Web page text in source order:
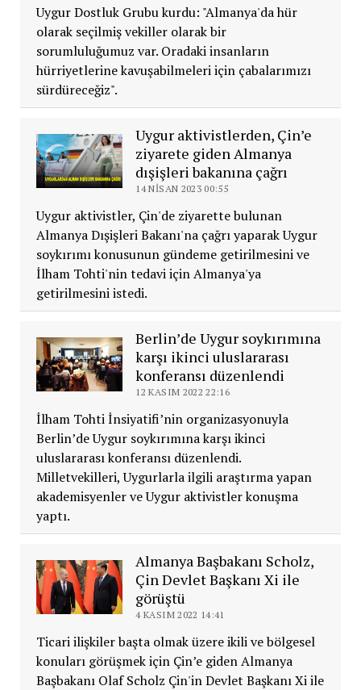
Uygur Dostluk Grubu kurdu: "Almanya'da hür
olarak seçilmiş vekiller olarak bir
sorumluluğumuz var. Oradaki insanların
hürriyetlerine kavuşabilmeleri için çabalarımızı
sürdüreceğiz".
Uygur aktivistlerden, Çin’e
ziyarete giden Almanya
dışişleri bakanına çağrı
14 NISAN 2023 00:55
Uygur aktivistler, Çin'de ziyarette bulunan
Almanya Dışişleri Bakanı'na çağrı yaparak Uygur
soykırımı konusunun gündeme getirilmesini ve
İlham Tohti'nin tedavi için Almanya'ya
getirilmesini istedi.
Berlin’de Uygur soykırımına
karşı ikinci uluslararası
konferansı düzenlendi
12 KASIM 2022 22:16
İlham Tohti İnsiyatifi’nin organizasyonuyla
Berlin’de Uygur soykırımına karşı ikinci
uluslararası konferansı düzenlendi.
Milletvekilleri, Uygurlarla ilgili araştırma yapan
akademisyenler ve Uygur aktivistler konuşma
yaptı.
Almanya Başbakanı Scholz,
Çin Devlet Başkanı Xi ile
görüştü
4 KASIM 2022 14:41
Ticari ilişkiler başta olmak üzere ikili ve bölgesel
konuları görüşmek için Çin’e giden Almanya
Başbakanı Olaf Scholz Çin'in Devlet Başkanı Xi ile